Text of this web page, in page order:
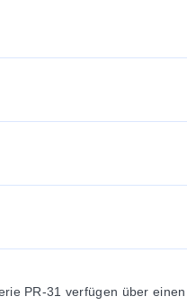
PR-31 verfügen über